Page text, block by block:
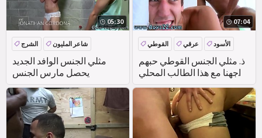
05:30
مثلي الجنس الوافد الجديد
يحصل مارس الجنس
الشرج
شاعر المليون
في سن المراهقة
اللسان
07:04
ذ. مثلي الجنس القوطي حبهم
واجهنا مع هذا الطالب المحلي
اسمه
القوطي عرقي
الأسود
في الهواء الطلق